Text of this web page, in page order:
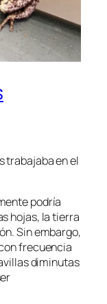
trabajaba en el
podría
hojas, la tierra
Sin embargo,
frecuencia
diminutas